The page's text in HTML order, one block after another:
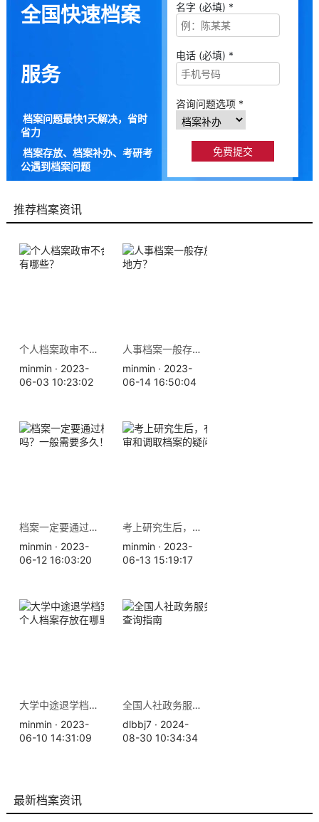
全国快速档案
服务
档案问题最快1天解决，省时
省力
档案存放、档案补办、考研考
公遇到档案问题
名字 (必填) *
电话 (必填) *
咨询问题选项 *
推荐档案资讯
个人档案政审不合格的原因有哪些？
minmin · 2023-
06-03 10:23:02
人事档案一般存放在哪几个地方？
minmin · 2023-
06-14 16:50:04
档案一定要通过机要转递吗？一般需要多久！
minmin · 2023-
06-12 16:03:20
考上研究生后，有关档案政审和调取档案的疑问。
minmin · 2023-
06-13 15:19:17
大学中途退学档案怎么办？个人档案存放在哪里
minmin · 2023-
06-10 14:31:09
全国人社政务服务平台档案查询指南
dlbbj7 · 2024-
08-30 10:34:34
最新档案资讯